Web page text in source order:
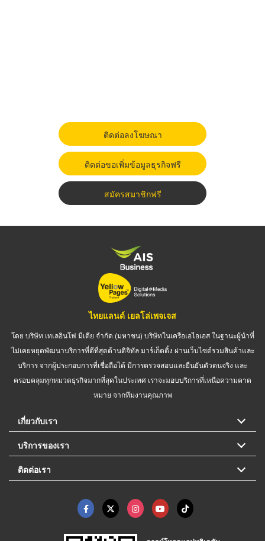
ติดต่อลงโฆษณา
ติดต่อขอเพิ่มข้อมูลธุรกิจฟรี
สมัครสมาชิกฟรี
ไทยแลนด์ เยลโล่เพจเจส
โดย บริษัท เทเลอินโฟ มีเดีย จำกัด (มหาชน) บริษัทในเครือเอไอเอส ในฐานะผู้นำที่
ไม่เคยหยุดพัฒนาบริการที่ดีที่สุดด้านดิจิทัล มาร์เก็ตติ้ง ผ่านเว็บไซต์รวมสินค้าและ
บริการ จากผู้ประกอบการที่เชื่อถือได้ มีการตรวจสอบและยืนยันตัวตนจริง และ
ครอบคลุมทุกหมวดธุรกิจมากที่สุดในประเทศ เราจะมอบบริการที่เหนือความคาด
หมาย จากทีมงานคุณภาพ
เกี่ยวกับเรา
บริการของเรา
ติดต่อเรา